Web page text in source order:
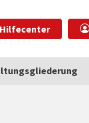
Hilfecenter